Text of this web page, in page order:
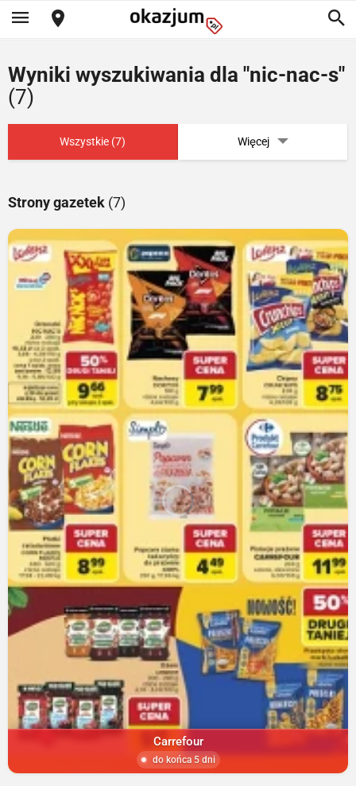
Wyniki wyszukiwania dla "nic-nac-s"
(7)
Wszystkie (7) Więcej
Strony gazetek (7)
Carrefour
do końca 5 dni